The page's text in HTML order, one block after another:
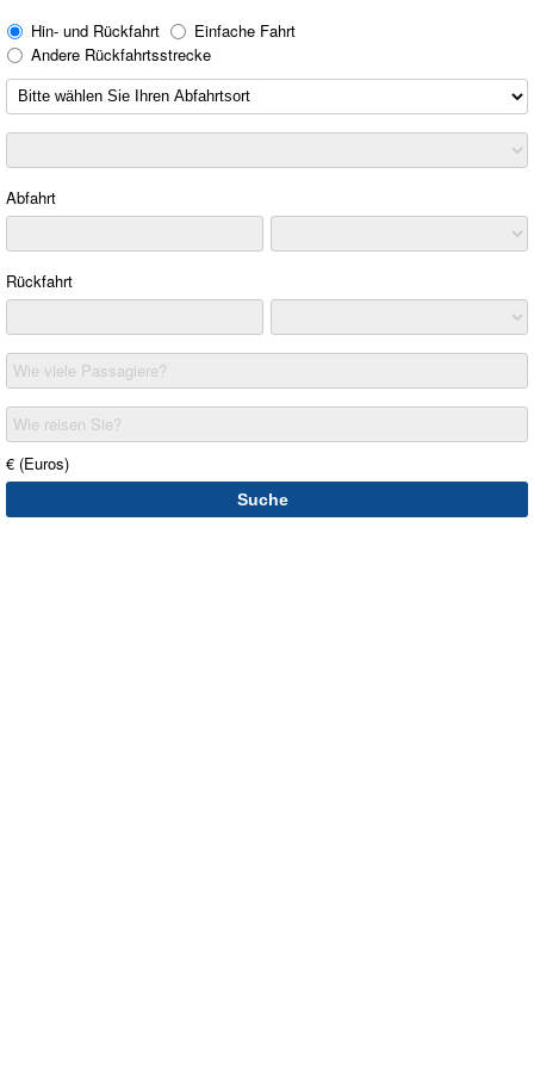
Hin- und Rückfahrt
Einfache Fahrt
Andere Rückfahrtsstrecke
Abfahrt
Rückfahrt
Wie viele Passagiere?
Wie reisen Sie?
€ (Euros)
Suche